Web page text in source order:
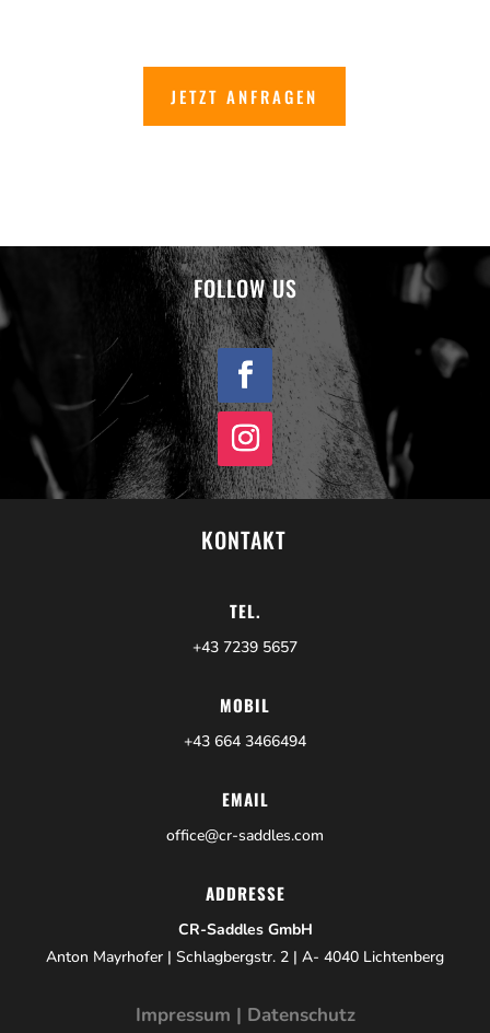
JETZT ANFRAGEN
FOLLOW US
KONTAKT
TEL.
+43 7239 5657
MOBIL
+43 664 3466494
EMAIL
office@cr-saddles.com
ADDRESSE
CR-Saddles GmbH
Anton Mayrhofer | Schlagbergstr. 2 | A- 4040 Lichtenberg
Impressum | Datenschutz